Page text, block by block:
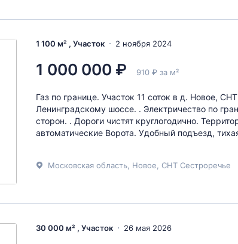
1 100 м² , Участок 2 ноября 2024
1 000 000 ₽ 910 ₽ за м²
Газ по границе. Участок 11 соток в д. Новое,
Ленинградскому шоссе. . Электричество по
сторон. . Дороги чистят круглогодично.
автоматические Ворота. Удобный подъезд,
Московская область, Новое, СНТ Сестроречье
30 000 м² , Участок 26 мая 2026